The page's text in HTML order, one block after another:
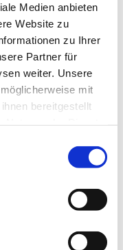
Medien anbieten
Website zu
zu Ihrer
Partner für
weiter. Unsere
mit
bereitgestellt
und
führten in die
der
über den
wurde, den
noch ungeklärten
Handlungsfelder
gesammelt.
bis